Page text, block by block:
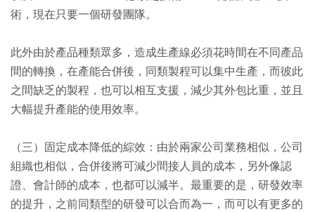
術，現在只要一個研發團隊。
此外由於產品種類眾多，造成生產線必須花時間在不同產品
間的轉換，在產能合併後，同類製程可以集中生產，而彼此
之間缺乏的製程，也可以相互支援，減少其外包比重，並且
大幅提升產能的使用效率。
（三）固定成本降低的綜效：由於兩家公司業務相似，公司
組織也相似，合併後將可減少間接人員的成本，另外像認
證、會計師的成本，也都可以減半。最重要的是，研發效率
的提升，之前同類型的研發可以合而為一，而可以有更多的